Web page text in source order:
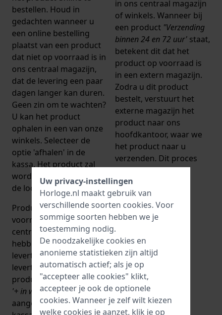
bestellen. Houd in
gedachten wanneer u
een online bestelling
plaatst van een product
dat niet op voorraad is in
ons centraal magazijn,
dat de levering een paar
dagen langer kan duren.
Geen zin om te wachten?
U kan het product
ophalen in een van onze
winkels. Selecteer de
optie 'afhalen' in de
kassa. Het product zal
worden verzonden naar
de locatie van uw keuze.
Producten die niet op
voorraad zijn in ons
centraal magazijn
hebben verschillende
levertijden. De geschatte
levertijd is op de
productpagina onder de
'+ in winkelwagen'knop
aangegeven en op de
in ons centraal magazijn
of winkels. Wanneer bij
een product "Verzending
binnen 24 en 72 uur' staat,
betekent dit dat het
product op voorraad is
in een extern magazijn.
Zodra u dit product
bestelt, verstuurt het
externe magazijn het
product naar ons
hoofdkantoor, waar we
het product naar u
verzenden. Dit proces
duurt 24-72 uur.
Uw privacy-instellingen
Horloge.nl maakt gebruik van
verschillende soorten cookies. Voor
sommige soorten hebben we je
toestemming nodig.
De noodzakelijke cookies en
anonieme statistieken zijn altijd
automatisch actief; als je op
"accepteer alle cookies" klikt,
accepteer je ook de optionele
cookies. Wanneer je zelf wilt kiezen
welke cookies je aanzet, klik je op